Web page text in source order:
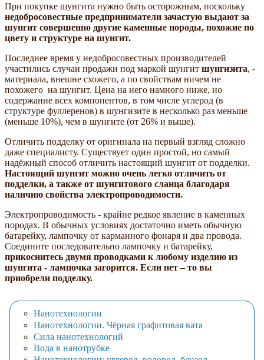
При покупке шунгита нужно быть осторожным, поскольку
недобросовестные предприниматели зачастую выдают за
шунгит совершенно другие каменные породы, похожие по
цвету и структуре на шунгит.
Последнее время у недобросовестных производителей
участились случаи продажи под маркой шунгит шунгизита, -
материала, внешне схожего, а по свойствам ничем не
похожего на шунгит. Цена на него намного ниже, но
содержание всех компонентов, в том числе углерод (в
структуре фуллеренов) в шунгизите в несколько раз меньше
(меньше 10%), чем в шунгите (от 26% и выше).
Отличить подделку от оригинала на первый взгляд сложно
даже специалисту. Существует один простой, но самый
надёжный способ отличить настоящий шунгит от подделки.
Настоящий шунгит можно очень легко отличить от
подделки, а также от шунгитового сланца благодаря
наличию свойства электропроводимости.
Электропроводимость - крайне редкое явление в каменных
породах. В обычных условиях достаточно иметь обычную
батарейку, лампочку от карманного фонаря и два провода.
Соедините последовательно лампочку и батарейку,
прикоснитесь двумя проводками к любому изделию из
шунгита - лампочка загорится. Если нет – то вы
приобрели подделку.
Нанотехнологии
Нанотехнологии. Чёрная графитовая вата
Сила нанотехнологий
Вода в нанотрубке